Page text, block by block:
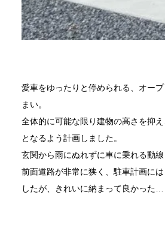
愛車をゆったりと停められる、オー
まい。
全体的に可能な限り建物の高さを抑
となるよう計画しました。
玄関から雨にぬれずに車に乗れる動線
前面道路が非常に狭く、駐車計画に
したが、きれいに納まって良かった…